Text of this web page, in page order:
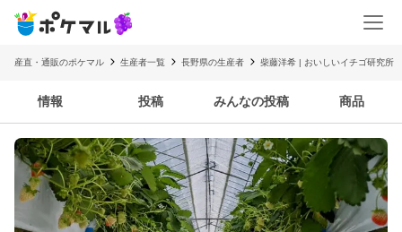
産直・通販のポケマル 生産者一覧 長野県の生産者 柴藤洋希 | おいしいイチゴ研究所
情報 投稿 みんなの投稿 商品